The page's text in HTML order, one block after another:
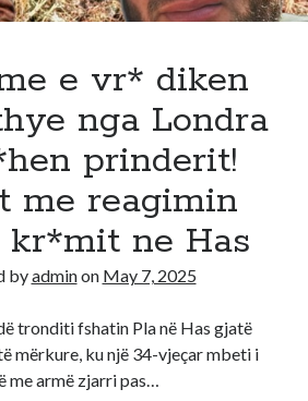
Luciano
detajet
r*nda
e vr* diken
nga Londra
prinderit!
me reagimin
ne Has
byadminon May 7, 2025
tronditi fshatin Pla në Has gjatë
mërkure, ku një 34-vjeçar mbeti i
me armë zjarri pas…